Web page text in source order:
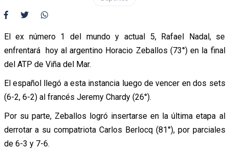
El ex número 1 del mundo y actual 5, Rafael Nadal, se
enfrentará hoy al argentino Horacio Zeballos (73°) en la final
del ATP de Viña del Mar.
El español llegó a esta instancia luego de vencer en dos sets
(6-2, 6-2) al francés Jeremy Chardy (26°).
Por su parte, Zeballos logró insertarse en la última etapa al
derrotar a su compatriota Carlos Berlocq (81°), por parciales
de 6-3 y 7-6.